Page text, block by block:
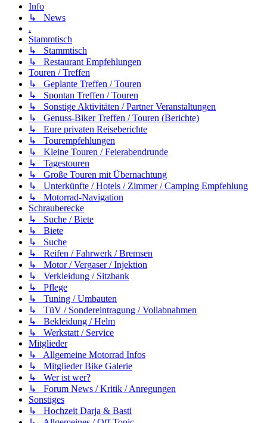
Info
↳ News
.
Stammtisch
↳ Stammtisch
↳ Restaurant Empfehlungen
Touren / Treffen
↳ Geplante Treffen / Touren
↳ Spontan Treffen / Touren
↳ Sonstige Aktivitäten / Partner Veranstaltungen
↳ Genuss-Biker Treffen / Touren (Berichte)
↳ Eure privaten Reiseberichte
↳ Tourempfehlungen
↳ Kleine Touren / Feierabendrunde
↳ Tagestouren
↳ Große Touren mit Übernachtung
↳ Unterkünfte / Hotels / Zimmer / Camping Empfehlung
↳ Motorrad-Navigation
Schrauberecke
↳ Suche / Biete
↳ Biete
↳ Suche
↳ Reifen / Fahrwerk / Bremsen
↳ Motor / Vergaser / Injektion
↳ Verkleidung / Sitzbank
↳ Pflege
↳ Tuning / Umbauten
↳ TüV / Sondereintragung / Vollabnahmen
↳ Bekleidung / Helm
↳ Werkstatt / Service
Mitglieder
↳ Allgemeine Motorrad Infos
↳ Mitglieder Bike Galerie
↳ Wer ist wer?
↳ Forum News / Kritik / Anregungen
Sonstiges
↳ Hochzeit Darja & Basti